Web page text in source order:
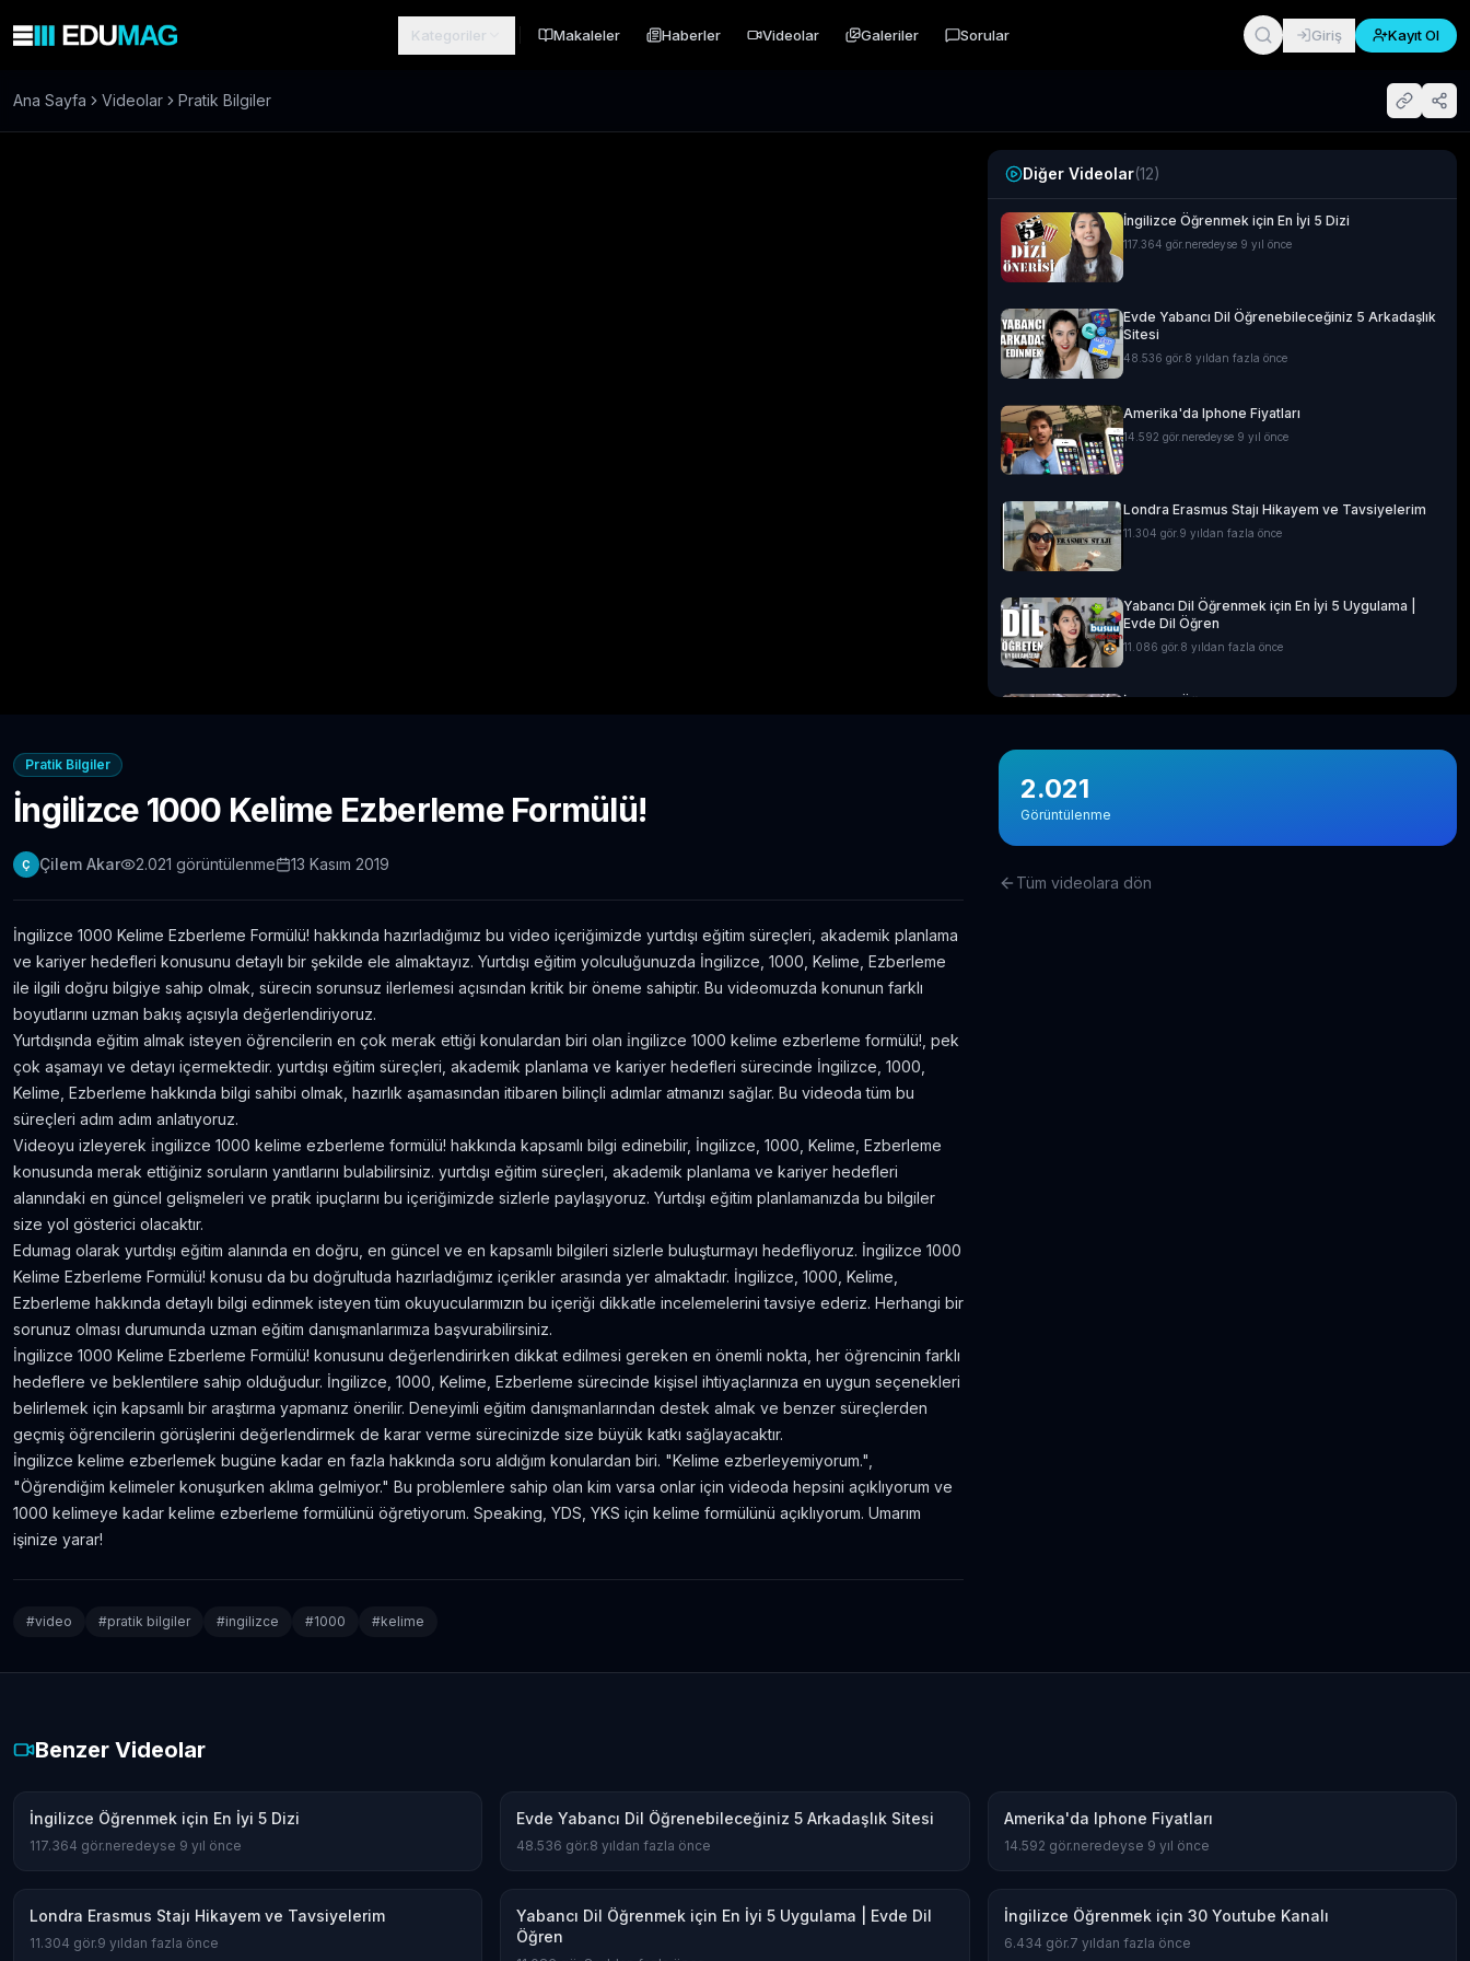
Kategoriler Makaleler Haberler Videolar Galeriler Sorular Giriş Kayıt Ol
Ana Sayfa Videolar Pratik Bilgiler
Diğer Videolar(12)
İngilizce Öğrenmek için En İyi 5 Dizi
117.364 gör. neredeyse 9 yıl önce
Evde Yabancı Dil Öğrenebileceğiniz 5 Arkadaşlık
Sitesi
48.536 gör. 8 yıldan fazla önce
Amerika'da Iphone Fiyatları
14.592 gör. neredeyse 9 yıl önce
Londra Erasmus Stajı Hikayem ve Tavsiyelerim
11.304 gör. 9 yıldan fazla önce
Yabancı Dil Öğrenmek için En İyi 5 Uygulama |
Evde Dil Öğren
11.086 gör. 8 yıldan fazla önce
İngilizce Öğrenmek için 30 Youtube Kanalı
Pratik Bilgiler
İngilizce 1000 Kelime Ezberleme Formülü!
Ç Çilem Akar 2.021 görüntülenme 13 Kasım 2019
İngilizce 1000 Kelime Ezberleme Formülü! hakkında hazırladığımız bu video içeriğimizde yurtdışı eğitim süreçleri, akademik planlama
ve kariyer hedefleri konusunu detaylı bir şekilde ele almaktayız. Yurtdışı eğitim yolculuğunuzda İngilizce, 1000, Kelime, Ezberleme
ile ilgili doğru bilgiye sahip olmak, sürecin sorunsuz ilerlemesi açısından kritik bir öneme sahiptir. Bu videomuzda konunun farklı
boyutlarını uzman bakış açısıyla değerlendiriyoruz.
Yurtdışında eğitim almak isteyen öğrencilerin en çok merak ettiği konulardan biri olan i̇ngilizce 1000 kelime ezberleme formülü!, pek
çok aşamayı ve detayı içermektedir. yurtdışı eğitim süreçleri, akademik planlama ve kariyer hedefleri sürecinde İngilizce, 1000,
Kelime, Ezberleme hakkında bilgi sahibi olmak, hazırlık aşamasından itibaren bilinçli adımlar atmanızı sağlar. Bu videoda tüm bu
süreçleri adım adım anlatıyoruz.
Videoyu izleyerek i̇ngilizce 1000 kelime ezberleme formülü! hakkında kapsamlı bilgi edinebilir, İngilizce, 1000, Kelime, Ezberleme
konusunda merak ettiğiniz soruların yanıtlarını bulabilirsiniz. yurtdışı eğitim süreçleri, akademik planlama ve kariyer hedefleri
alanındaki en güncel gelişmeleri ve pratik ipuçlarını bu içeriğimizde sizlerle paylaşıyoruz. Yurtdışı eğitim planlamanızda bu bilgiler
size yol gösterici olacaktır.
Edumag olarak yurtdışı eğitim alanında en doğru, en güncel ve en kapsamlı bilgileri sizlerle buluşturmayı hedefliyoruz. İngilizce 1000
Kelime Ezberleme Formülü! konusu da bu doğrultuda hazırladığımız içerikler arasında yer almaktadır. İngilizce, 1000, Kelime,
Ezberleme hakkında detaylı bilgi edinmek isteyen tüm okuyucularımızın bu içeriği dikkatle incelemelerini tavsiye ederiz. Herhangi bir
sorunuz olması durumunda uzman eğitim danışmanlarımıza başvurabilirsiniz.
İngilizce 1000 Kelime Ezberleme Formülü! konusunu değerlendirirken dikkat edilmesi gereken en önemli nokta, her öğrencinin farklı
hedeflere ve beklentilere sahip olduğudur. İngilizce, 1000, Kelime, Ezberleme sürecinde kişisel ihtiyaçlarınıza en uygun seçenekleri
belirlemek için kapsamlı bir araştırma yapmanız önerilir. Deneyimli eğitim danışmanlarından destek almak ve benzer süreçlerden
geçmiş öğrencilerin görüşlerini değerlendirmek de karar verme sürecinizde size büyük katkı sağlayacaktır.
İngilizce kelime ezberlemek bugüne kadar en fazla hakkında soru aldığım konulardan biri. "Kelime ezberleyemiyorum.",
"Öğrendiğim kelimeler konuşurken aklıma gelmiyor." Bu problemlere sahip olan kim varsa onlar için videoda hepsini açıklıyorum ve
1000 kelimeye kadar kelime ezberleme formülünü öğretiyorum. Speaking, YDS, YKS için kelime formülünü açıklıyorum. Umarım
işinize yarar!
#video #pratik bilgiler #ingilizce #1000 #kelime
2.021
Görüntülenme
Tüm videolara dön
Benzer Videolar
İngilizce Öğrenmek için En İyi 5 Dizi
117.364 gör.neredeyse 9 yıl önce
Evde Yabancı Dil Öğrenebileceğiniz 5 Arkadaşlık Sitesi
48.536 gör.8 yıldan fazla önce
Amerika'da Iphone Fiyatları
14.592 gör.neredeyse 9 yıl önce
Londra Erasmus Stajı Hikayem ve Tavsiyelerim
11.304 gör.9 yıldan fazla önce
Yabancı Dil Öğrenmek için En İyi 5 Uygulama | Evde Dil
Öğren
İngilizce Öğrenmek için 30 Youtube Kanalı
6.434 gör.7 yıldan fazla önce